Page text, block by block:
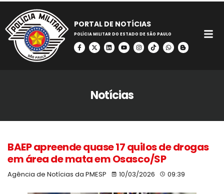
PORTAL DE NOTÍCIAS
POLÍCIA MILITAR DO ESTADO DE SÃO PAULO
Notícias
BAEP apreende quase 17 quilos de drogas
em área de mata em Osasco/SP
Agência de Notícias da PMESP 10/03/2026 09:39